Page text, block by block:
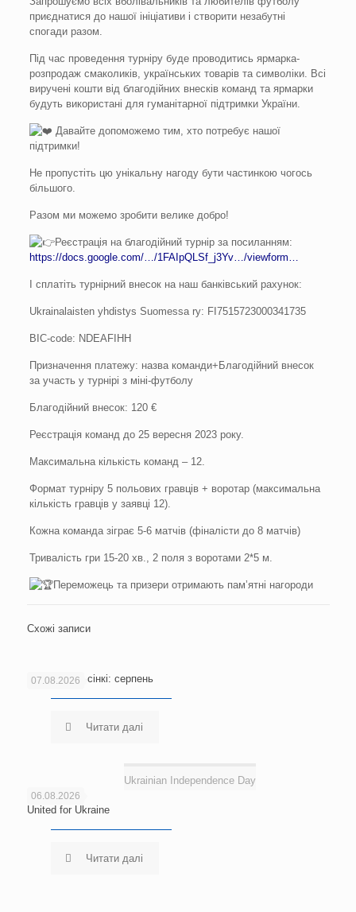
приєднатися до нашої ініціативи і створити незабутні
спогади разом.
Під час проведення турніру буде проводитись ярмарка-
розпродаж смаколиків, українських товарів та символіки. Всі
виручені кошти від благодійних внесків команд та ярмарки
будуть використані для гуманітарної підтримки України.
Давайте допоможемо тим, хто потребує нашої
підтримки!
Не пропустіть цю унікальну нагоду бути частинкою чогось
більшого.
Разом ми можемо зробити велике добро!
Реєстрація на благодійний турнір за посиланням:
https://docs.google.com/…/1FAIpQLSf_j3Yv…/viewform…
І сплатіть турнірний внесок на наш банківський рахунок:
Ukrainalaisten yhdistys Suomessa ry: FI7515723000341735
BIC-code: NDEAFIHH
Призначення платежу: назва команди+Благодійний внесок
за участь у турнірі з міні-футболу
Благодійний внесок: 120 €
Реєстрація команд до 25 вересня 2023 року.
Максимальна кількість команд – 12.
Формат турніру 5 польових гравців + воротар (максимальна
кількість гравців у заявці 12).
Кожна команда зіграє 5-6 матчів (фіналісти до 8 матчів)
Тривалість гри 15-20 хв., 2 поля з воротами 2*5 м.
Переможець та призери отримають памʼятні нагороди
Схожі записи
07.08.2026
Новини Гельсінкі: серпень
Читати далі
Ukrainian Independence Day
06.08.2026
United for Ukraine
Читати далі